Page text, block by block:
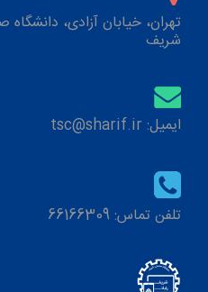
تهران، خیابان آزادی،
شریف
ایمیل: tsc@sharif.ir
تلفن تماس: 66166309